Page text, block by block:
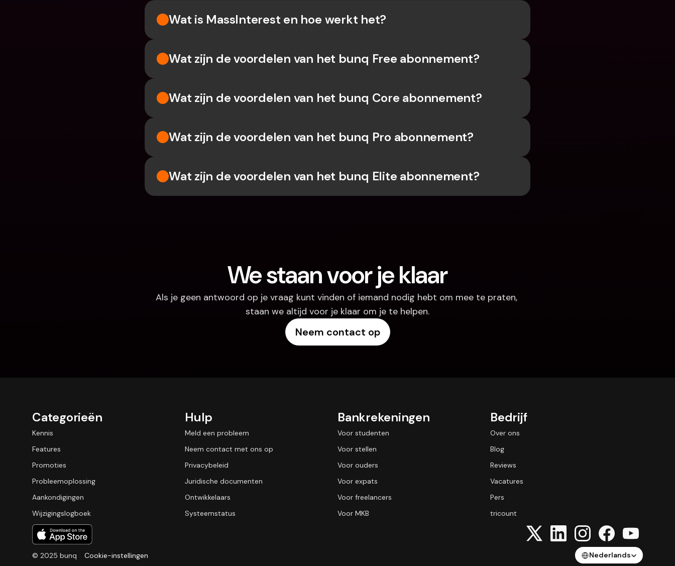
Wat is MassInterest en hoe werkt het?
Wat zijn de voordelen van het bunq Free abonnement?
Wat zijn de voordelen van het bunq Core abonnement?
Wat zijn de voordelen van het bunq Pro abonnement?
Wat zijn de voordelen van het bunq Elite abonnement?
We staan voor je klaar
Als je geen antwoord op je vraag kunt vinden of iemand nodig hebt om mee te praten,
staan we altijd voor je klaar om je te helpen.
Neem contact op
Categorieën
Kennis
Features
Promoties
Probleemoplossing
Aankondigingen
Wijzigingslogboek
Hulp
Meld een probleem
Neem contact met ons op
Privacybeleid
Juridische documenten
Ontwikkelaars
Systeemstatus
Bankrekeningen
Voor studenten
Voor stellen
Voor ouders
Voor expats
Voor freelancers
Voor MKB
Bedrijf
Over ons
Blog
Reviews
Vacatures
Pers
tricount
© 2025 bunq Cookie-instellingen
Select Language
Nederlands